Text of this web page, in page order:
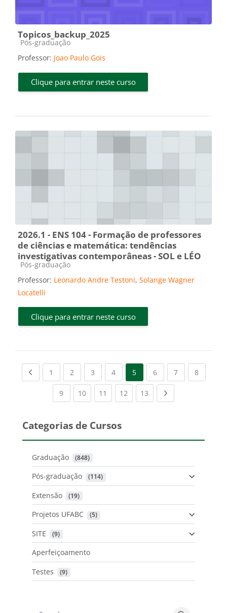
Topicos_backup_2025
Categoria do curso
Pós-graduação
Professor: Joao Paulo Gois
Clique para entrar neste curso
2026.1 - ENS 104 - Formação de professores
de ciências e matemática: tendências
investigativas contemporâneas - SOL e LÉO
Categoria do curso
Pós-graduação
Professor: Leonardo Andre Testoni, Solange Wagner
Locatelli
Clique para entrar neste curso
Previous page
1 (current)
2 (current)
3 (current)
4(current)
5 6(current)
7(current)
8(current)
9(current)
10(current)
11 (current)
12 (current)
13 (current)Next page
Categorias de Cursos
Graduação (848)
Pós-graduação (114)
Extensão (19)
Projetos UFABC (5)
SITE (9)
Aperfeiçoamento
Testes
(9)